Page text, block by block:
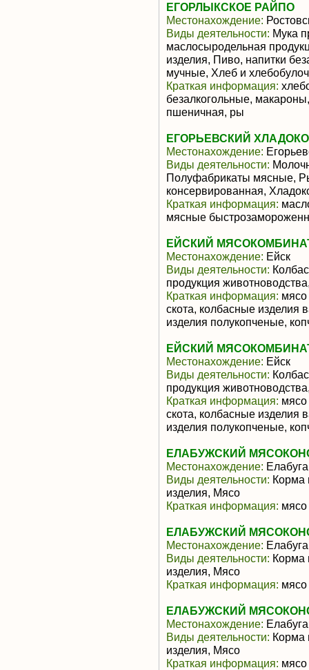
ЕГОРЛЫКСКОЕ РАЙПО
Местонахождение:
Виды деятельности: Мука
маслосыродельная
изделия, Пиво, напитки
мучные, Хлеб и
Краткая информация:
безалкогольные,
пшеничная, ры
ЕГОРЬЕВСКИЙ
Местонахождение:
Виды деятельности:
Полуфабрикаты мясные,
консервированная,
Краткая информация:
мясные
ЕЙСКИЙ
Местонахождение: Ейск
Виды деятельности:
продукция
Краткая информация: мясо
скота, колбасные изделия
изделия полукопченые,
ЕЙСКИЙ
Местонахождение: Ейск
Виды деятельности:
продукция
Краткая информация: мясо
скота, колбасные изделия
изделия полукопченые,
ЕЛАБУЖСКИЙ
Местонахождение: Елабуга
Виды деятельности: Корма
изделия, Мясо
Краткая информация: мясо
ЕЛАБУЖСКИЙ
Местонахождение: Елабуга
Виды деятельности: Корма
изделия, Мясо
Краткая информация: мясо
ЕЛАБУЖСКИЙ
Местонахождение: Елабуга
Виды деятельности: Корма
изделия, Мясо
Краткая информация: мясо